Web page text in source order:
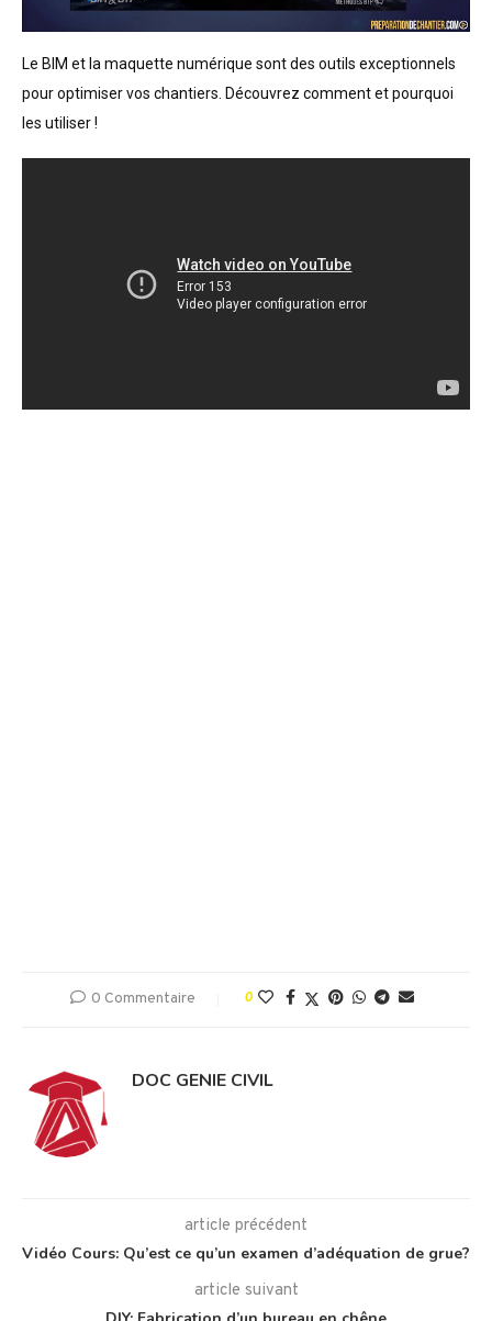
Le BIM et la maquette numérique sont des outils exceptionnels
pour optimiser vos chantiers. Découvrez comment et pourquoi
les utiliser !
0 Commentaire 0
DOC GENIE CIVIL
article précédent
Vidéo Cours: Qu’est ce qu’un examen d’adéquation de grue?
article suivant